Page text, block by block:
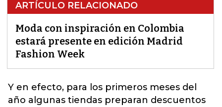
ARTÍCULO RELACIONADO
Moda con inspiración en Colombia
estará presente en edición Madrid
Fashion Week
Y en efecto, para los primeros meses del
año algunas tiendas preparan descuentos